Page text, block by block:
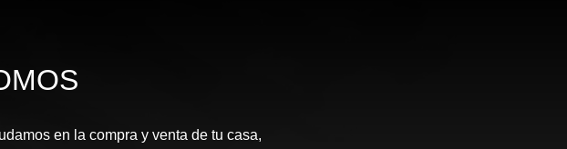
en la compra y venta de tu casa,